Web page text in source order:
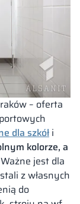
– oferta
dla szkółi
kolorze, a
jest dla
z własnych
do